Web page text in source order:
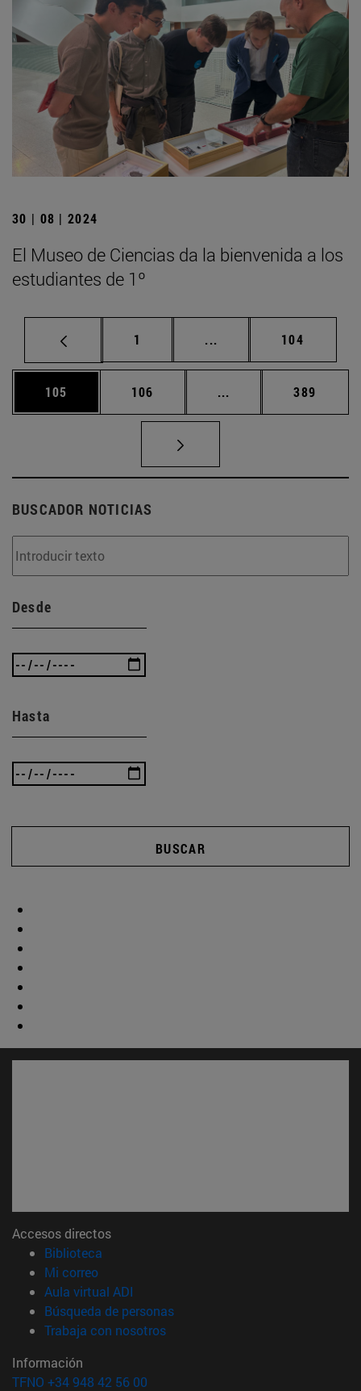
30 | 08 | 2024
El Museo de Ciencias da la bienvenida a los
estudiantes de 1º
Página
1 ... Páginas intermedias
Página
104
Página
105 Página
106 ... Páginas intermedias
Página
389
BUSCADOR NOTICIAS
Desde
Hasta
BUSCAR
Accesos directos
Biblioteca
Mi correo(abre en nueva ventana)
Aula virtual ADI
Búsqueda de personas(abre en nueva ventana)
Trabaja con nosotros(abre en nueva ventana)
Información
TFNO +34 948 42 56 00